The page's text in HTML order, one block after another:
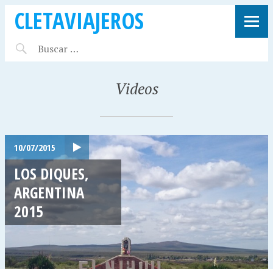
CLETAVIAJEROS
Videos
10/07/2015
LOS DIQUES,
ARGENTINA
2015